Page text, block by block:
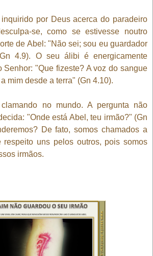
por Deus acerca do paradeiro
se, como se estivesse noutro
de Abel: "Não sei; sou eu guardador
4.9). O seu álibi é energicamente
Senhor: "Que fizeste? A voz do sangue
mim desde a terra" (Gn 4.10).
no mundo. A pergunta não
"Onde está Abel, teu irmão?" (Gn
De fato, somos chamados a
respeito uns pelos outros, pois somos
irmãos.